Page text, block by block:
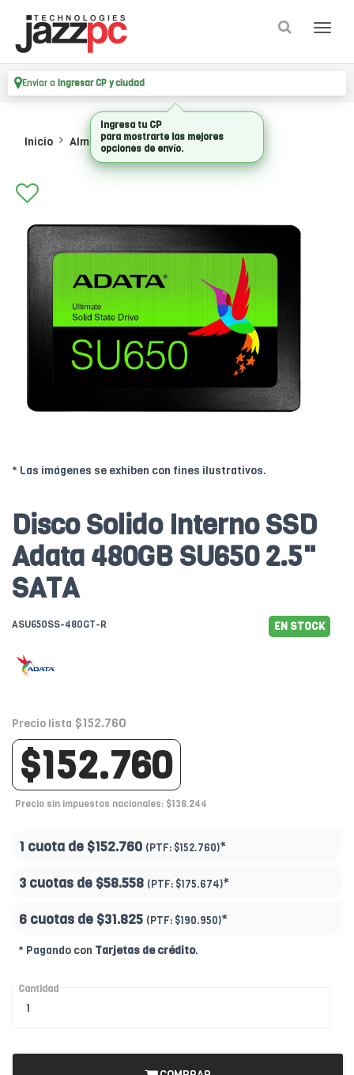
Enviar a Ingresar CP y ciudad
Inicio Almacenamiento Ssd Internos
* Las imágenes se exhiben con fines ilustrativos.
Disco Solido Interno SSD
Adata 480GB SU650 2.5"
SATA
ASU650SS-480GT-R EN STOCK
Precio lista $152.760
$152.760
Precio sin impuestos nacionales: $138.244
1 cuota de $152.760 (PTF: $152.760)*
3 cuotas de $58.558 (PTF: $175.674)*
6 cuotas de $31.825 (PTF: $190.950)*
* Pagando con Tarjetas de crédito.
Cantidad